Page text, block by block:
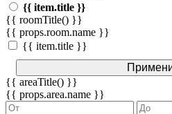
{{ item.title }}
{{ roomTitle() }}
{{ props.room.name }}
{{ item.title }}
{{ areaTitle() }}
{{ props.area.name }}